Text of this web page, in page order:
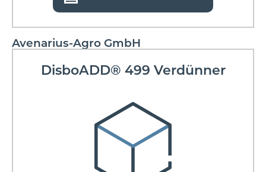
Avenarius-Agro GmbH
DisboADD® 499 Verdünner